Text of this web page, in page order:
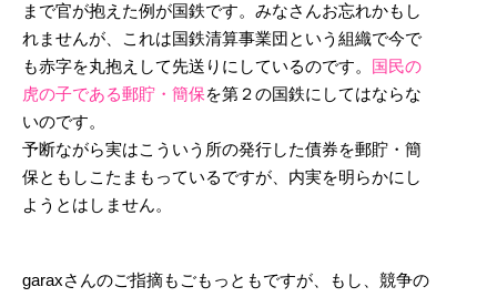
まで官が抱えた例が国鉄です。みなさんお忘れかもし
れませんが、これは国鉄清算事業団という組織で今で
も赤字を丸抱えして先送りにしているのです。 国民の
虎の子である郵貯・簡保を第２の国鉄にしてはならな
いのです。
予断ながら実はこういう所の発行した債券を郵貯・簡
保ともしこたまもっているですが、内実を明らかにし
ようとはしません。
garaxさんのご指摘もごもっともですが、もし、競争の